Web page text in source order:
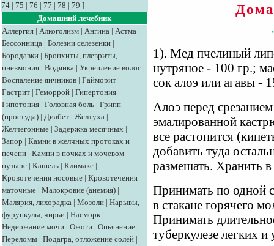
74 | 75 | 76 | 77 | 78 | 79 ]
Домашний лечебник
Аллергия | Алкоголизм | Ангина | Астма |
Бессонница | Болезни селезенки |
Бородавки | Бронхиты, плевриты,
пневмония | Водянка | Укрепление волос |
Воспаление яичников | Гайморит |
Гастрит | Геморрой | Гипертония |
Гипотония | Головная боль | Грипп
(простуда) | Диабет | Желтуха |
Желчегонные | Задержка месячных |
Запор | Камни в желчных протоках и
печени | Камни в почках и мочевом
пузыре | Кашель | Климакс |
Кровотечения носовые | Кровотечения
маточные | Малокровие (анемия) |
Малярия, лихорадка | Мозоли | Нарывы,
фурункулы, чирьи | Насморк |
Недержание мочи | Ожоги | Опьянение |
Переломы | Подагра, отложение солей |
1). Мед пчелиный
нутряное - 100 гр.;
сок алоэ или агавы -
Алоэ перед
эмалированной
все растопится
добавить туда
размешать. Хранить в
Принимать по одной
в стакане горячего
Принимать
туберкулезе легких